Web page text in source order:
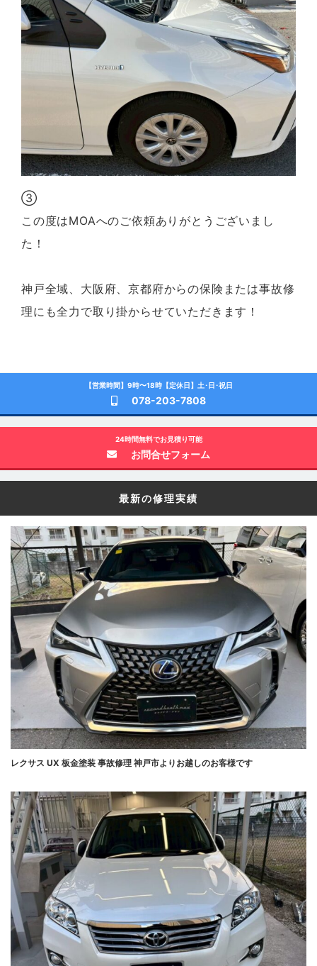
③
この度はMOAへのご依頼ありがとうございまし
た！
神戸全域、大阪府、京都府からの保険または事故修
理にも全力で取り掛からせていただきます！
【営業時間】9時〜18時【定休日】土･日･祝日
078-203-7808
24時間無料でお見積り可能
お問合せフォーム
最新の修理実績
レクサス UX 板金塗装 事故修理 神戸市よりお越しのお客様です